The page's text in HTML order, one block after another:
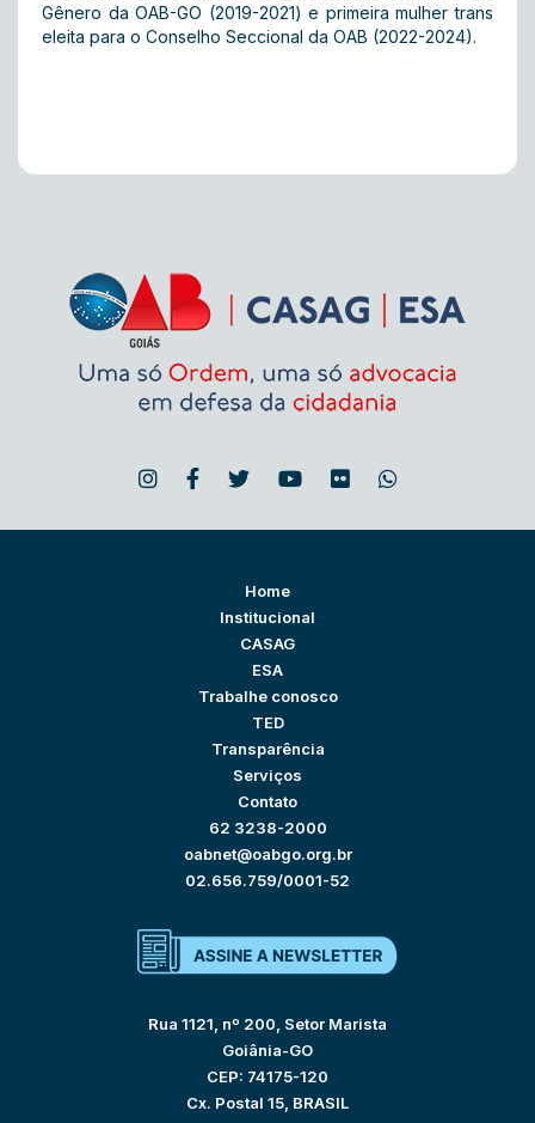
Gênero da OAB-GO (2019-2021) e primeira mulher trans
eleita para o Conselho Seccional da OAB (2022-2024).
Home
Institucional
CASAG
ESA
Trabalhe conosco
TED
Transparência
Serviços
Contato
62 3238-2000
oabnet@oabgo.org.br
02.656.759/0001-52
Rua 1121, nº 200, Setor Marista
Goiânia-GO
CEP: 74175-120
Cx. Postal 15, BRASIL